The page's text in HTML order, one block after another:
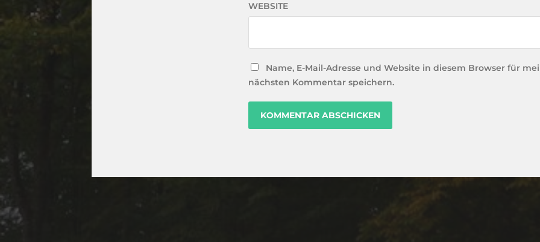
WEBSITE
Name, E-Mail-Adresse und Website in diesem Browser für
nächsten Kommentar speichern.